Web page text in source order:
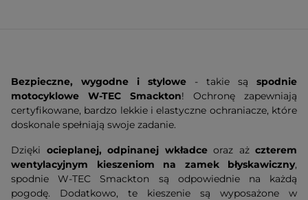
Bezpieczne, wygodne i stylowe - takie są spodnie
motocyklowe W-TEC Smackton! Ochronę zapewniają
certyfikowane, bardzo lekkie i elastyczne ochraniacze, które
doskonale spełniają swoje zadanie.
Dzięki ocieplanej, odpinanej wkładceoraz aż czterem
wentylacyjnym kieszeniom na zamek błyskawiczny,
spodnie W-TEC Smackton są odpowiednie na każdą
pogodę. Dodatkowo, te kieszenie są wyposażone w